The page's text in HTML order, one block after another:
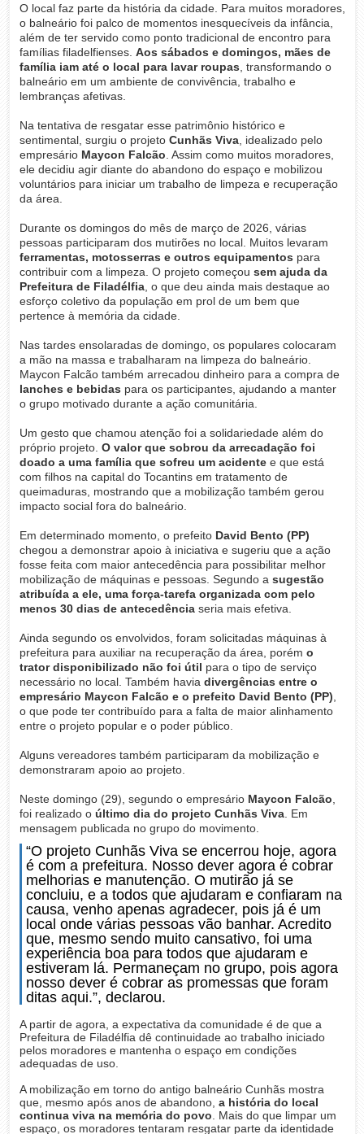
O local faz parte da história da cidade. Para muitos moradores,
o balneário foi palco de momentos inesquecíveis da infância,
além de ter servido como ponto tradicional de encontro para
famílias filadelfienses. Aos sábados e domingos, mães de
família iam até o local para lavar roupas , transformando o
balneário em um ambiente de convivência, trabalho e
lembranças afetivas.
Na tentativa de resgatar esse patrimônio histórico e
sentimental, surgiu o projeto Cunhãs Viva, idealizado pelo
empresário Maycon Falcão . Assim como muitos moradores,
ele decidiu agir diante do abandono do espaço e mobilizou
voluntários para iniciar um trabalho de limpeza e recuperação
da área.
Durante os domingos do mês de março de 2026, várias
pessoas participaram dos mutirões no local. Muitos levaram
ferramentas, motosserras e outros equipamentos para
contribuir com a limpeza. O projeto começou sem ajuda da
Prefeitura de Filadélfia, o que deu ainda mais destaque ao
esforço coletivo da população em prol de um bem que
pertence à memória da cidade.
Nas tardes ensolaradas de domingo, os populares colocaram
a mão na massa e trabalharam na limpeza do balneário.
Maycon Falcão também arrecadou dinheiro para a compra de
lanches e bebidas para os participantes, ajudando a manter
o grupo motivado durante a ação comunitária.
Um gesto que chamou atenção foi a solidariedade além do
próprio projeto. O valor que sobrou da arrecadação foi
doado a uma família que sofreu um acidentee que está
com filhos na capital do Tocantins em tratamento de
queimaduras, mostrando que a mobilização também gerou
impacto social fora do balneário.
Em determinado momento, o prefeito David Bento (PP)
chegou a demonstrar apoio à iniciativa e sugeriu que a ação
fosse feita com maior antecedência para possibilitar melhor
mobilização de máquinas e pessoas. Segundo a sugestão
atribuída a ele, uma força-tarefa organizada com pelo
menos 30 dias de antecedênciaseria mais efetiva.
Ainda segundo os envolvidos, foram solicitadas máquinas à
prefeitura para auxiliar na recuperação da área, porém o
trator disponibilizado não foi útil para o tipo de serviço
necessário no local. Também havia divergências entre o
empresário Maycon Falcão e o prefeito David Bento (PP)
o que pode ter contribuído para a falta de maior alinhamento
entre o projeto popular e o poder público.
Alguns vereadores também participaram da mobilização e
demonstraram apoio ao projeto.
Neste domingo (29), segundo o empresário Maycon Falcão
foi realizado o último dia do projeto Cunhãs Viva. Em
mensagem publicada no grupo do movimento.
“O projeto Cunhãs Viva se encerrou hoje, agora
é com a prefeitura. Nosso dever agora é cobrar
melhorias e manutenção. O mutirão já se
concluiu, e a todos que ajudaram e confiaram na
causa, venho apenas agradecer, pois já é um
local onde várias pessoas vão banhar. Acredito
que, mesmo sendo muito cansativo, foi uma
experiência boa para todos que ajudaram e
estiveram lá. Permaneçam no grupo, pois agora
nosso dever é cobrar as promessas que foram
ditas aqui.”, declarou.
A partir de agora, a expectativa da comunidade é de que a
Prefeitura de Filadélfia dê continuidade ao trabalho iniciado
pelos moradores e mantenha o espaço em condições
adequadas de uso.
A mobilização em torno do antigo balneário Cunhãs mostra
que, mesmo após anos de abandono, a história do local
continua viva na memória do povo . Mais do que limpar um
espaço, os moradores tentaram resgatar parte da identidade